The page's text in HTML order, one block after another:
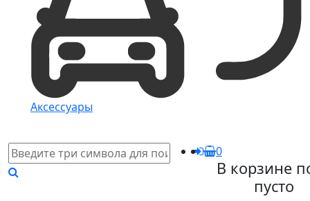
Аксессуары
0
В корзине
пусто